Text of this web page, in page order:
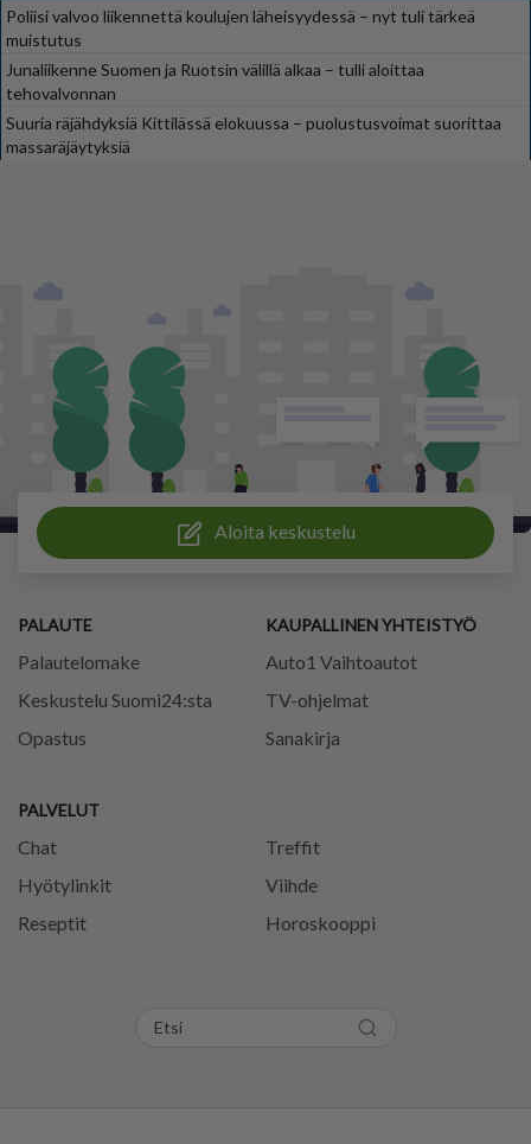
Poliisi valvoo liikennettä koulujen läheisyydessä – nyt tuli tärkeä
muistutus
Junaliikenne Suomen ja Ruotsin välillä alkaa – tulli aloittaa
tehovalvonnan
Suuria räjähdyksiä Kittilässä elokuussa – puolustusvoimat suorittaa
massaräjäytyksiä
Aloita keskustelu
PALAUTE
Palautelomake
Keskustelu Suomi24:sta
Opastus
PALVELUT
Chat
Treffit
Hyötylinkit
Viihde
Reseptit
Horoskooppi
KAUPALLINEN YHTEISTYÖ
Auto1 Vaihtoautot
TV-ohjelmat
Sanakirja